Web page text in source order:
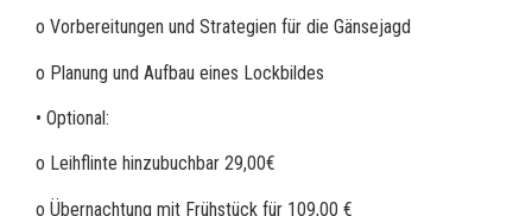
o Vorbereitungen und Strategien für die Gänsejagd
o Planung und Aufbau eines Lockbildes
• Optional:
o Leihflinte hinzubuchbar 29,00€
o Übernachtung mit Frühstück für 109,00 €